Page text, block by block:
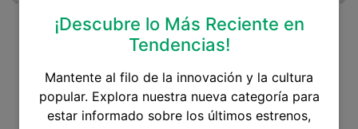
¡Descubre lo Más Reciente en
Tendencias!
Mantente al filo de la innovación y la cultura
popular. Explora nuestra nueva categoría para
estar informado sobre los últimos estrenos,